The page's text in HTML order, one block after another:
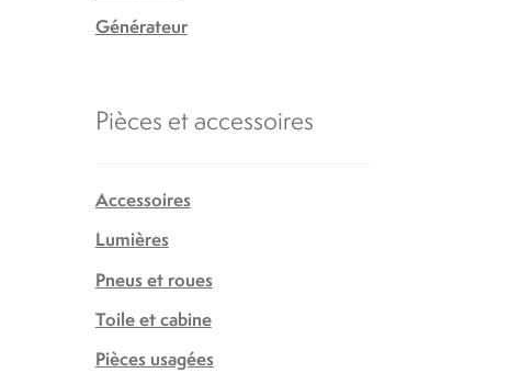
Générateur
Pièces et accessoires
Accessoires
Lumières
Pneus et roues
Toile et cabine
Pièces usagées